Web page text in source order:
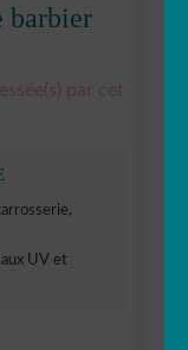
barbier
par cet
UV et